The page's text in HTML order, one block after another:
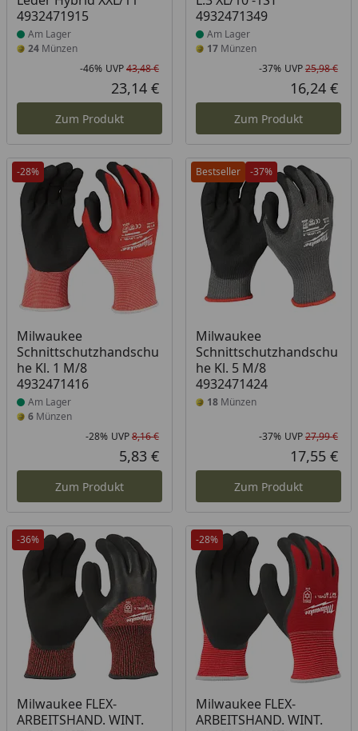
4932471915
Am Lager
24 Münzen
Rabatt in Prozent
-46%
Ursprünglicher Preis
UVP43,48 €
Aktueller Preis
23,14 €
Zum Produkt
4932471349
Am Lager
17Münzen
-37% UVP25,98 €
16,24 €
Zum Produkt
-28%
Milwaukee
Schnittschutzhandschu
he Kl. 1 M/8
4932471416
Produkt am Lager
Am Lager
6 Münzen
Rabatt in Prozent
-28%
Ursprünglicher Preis
UVP8,16 €
Aktueller Preis
5,83 €
Zum Produkt
Bestseller -37%
Milwaukee
Schnittschutzhandschu
he Kl. 5 M/8
4932471424
18Münzen
-37% UVP27,99 €
17,55 €
Zum Produkt
-36%
Milwaukee FLEX-
ARBEITSHAND. WINT.
-28%
Milwaukee FLEX-
ARBEITSHAND. WINT.